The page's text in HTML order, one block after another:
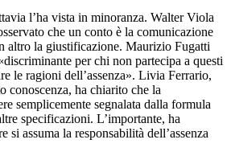
l’ha vista in minoranza. Walter Viola
che un conto è la comunicazione
altro la giustificazione. Maurizio Fugatti
per chi non partecipa a questi
le ragioni dell’assenza». Livia Ferrario,
conoscenza, ha chiarito che la
semplicemente segnalata dalla formula
specificazioni. L’importante, ha
si assuma la responsabilità dell’assenza